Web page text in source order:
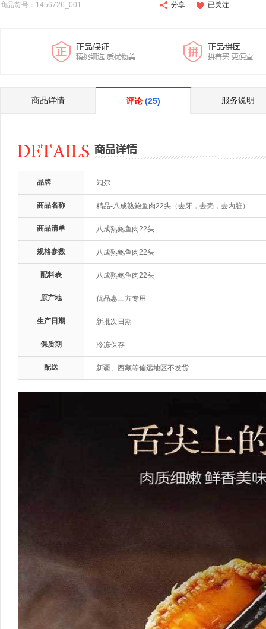
商品货号：1456726_001 分享 已关注
商品详情 评论 (25) 服务说明
品牌 勼尔
商品名称 精品-八成熟鲍鱼肉22头（去牙，去壳，去内脏）
商品清单 八成熟鲍鱼肉22头
规格参数 八成熟鲍鱼肉22头
配料表 八成熟鲍鱼肉22头
原产地 优品惠三方专用
生产日期 新批次日期
保质期 冷冻保存
配送 新疆、西藏等偏远地区不发货